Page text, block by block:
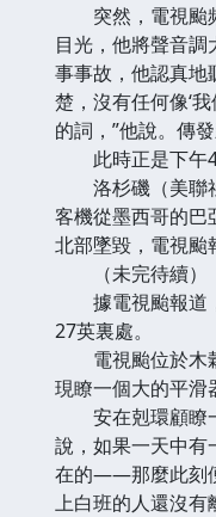
突然，電視颱
目光，他將聲音
事事故，他認真地
楚，沒有任何像‘
的詞，”他說。傳
此時正是下午4
洛杉磯（美聯
客機從墨西哥的巴
北部墜毀，電視颱
（未完待續）
據電視颱報道
27英裏處。
電視颱位於木
現瞭一個大的平滑
安在剋環顧瞭
說，如果一天中
在的——那麼此刻
上白班的人還沒有